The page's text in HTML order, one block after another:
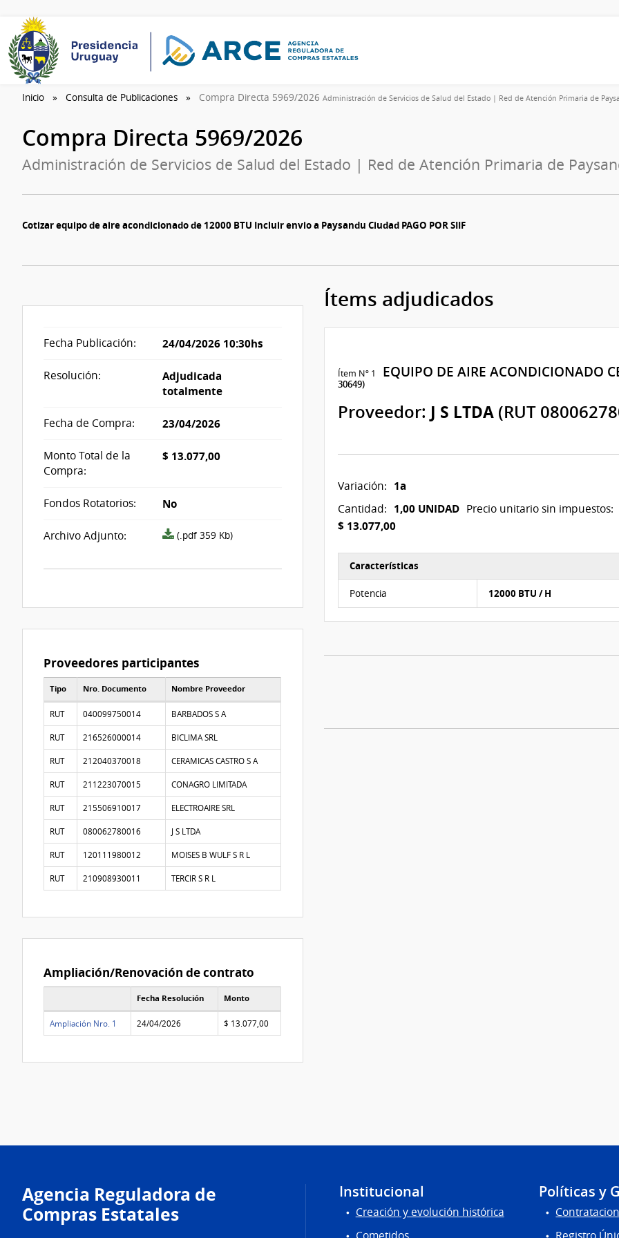
Inicio Consulta de Publicaciones Compra Directa 5969/2026 Administración de Servicios de Salud del Estado | Red de Atención Primaria de
Compra Directa 5969/2026
Administración de Servicios de Salud del Estado | Red de Atención Primaria de
Cotizar equipo de aire acondicionado de 12000 BTU Incluir envio a Paysandu Ciudad PAGO POR SIIF
Fecha Publicación: 24/04/2026 10:30hs
Resolución:
Adjudicada
totalmente
Fecha de Compra: 23/04/2026
Monto Total de la
Compra:
$ 13.077,00
Fondos Rotatorios: No
Archivo Adjunto:
Archivo
acta_1331687.pdf
(.pdf 359 Kb)
Proveedores participantes
Proveedores participantes
Tipo Nro. Documento Nombre Proveedor
RUT 040099750014 BARBADOS S A
RUT 216526000014 BICLIMA SRL
RUT 212040370018 CERAMICAS CASTRO S A
RUT 211223070015 CONAGRO LIMITADA
RUT 215506910017 ELECTROAIRE SRL
RUT 080062780016 J S LTDA
RUT 120111980012 MOISES B WULF S R L
RUT 210908930011 TERCIR S R L
Ampliación/Renovación de contrato
Lista de Ampliaciónes y Renovaciónes de contrato
Fecha Resolución Monto
Ampliación Nro. 1 24/04/2026 $ 13.077,00
Ítems adjudicados
Ítem Nº 1 EQUIPO DE AIRE ACONDICIONADO
30649)
Proveedor: J S LTDA (RUT
Variación: 1a
Cantidad: 1,00 UNIDAD Precio unitario sin impuestos:
$ 13.077,00
Características del Ítem Nº 1
Características
Potencia 12000 BTU / H
Agencia Reguladora de
Compras Estatales
Institucional
Creación y evolución histórica
Políticas y